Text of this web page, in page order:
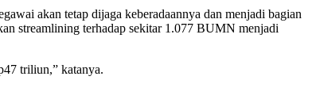
akan tetap dijaga keberadaannya dan menjadi bagian
streamlining terhadap sekitar 1.077 BUMN menjadi
triliun,” katanya.